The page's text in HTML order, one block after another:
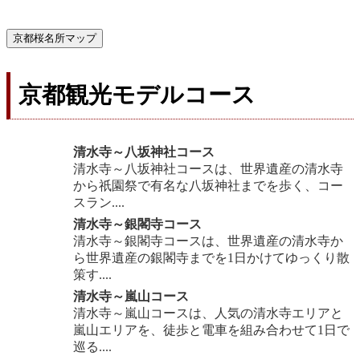
京都桜名所マップ
京都観光モデルコース
清水寺～八坂神社コース
清水寺～八坂神社コースは、世界遺産の清水寺
から祇園祭で有名な八坂神社までを歩く、コー
スラン....
清水寺～銀閣寺コース
清水寺～銀閣寺コースは、世界遺産の清水寺か
ら世界遺産の銀閣寺までを1日かけてゆっくり散
策す....
清水寺～嵐山コース
清水寺～嵐山コースは、人気の清水寺エリアと
嵐山エリアを、徒歩と電車を組み合わせて1日で
巡る....